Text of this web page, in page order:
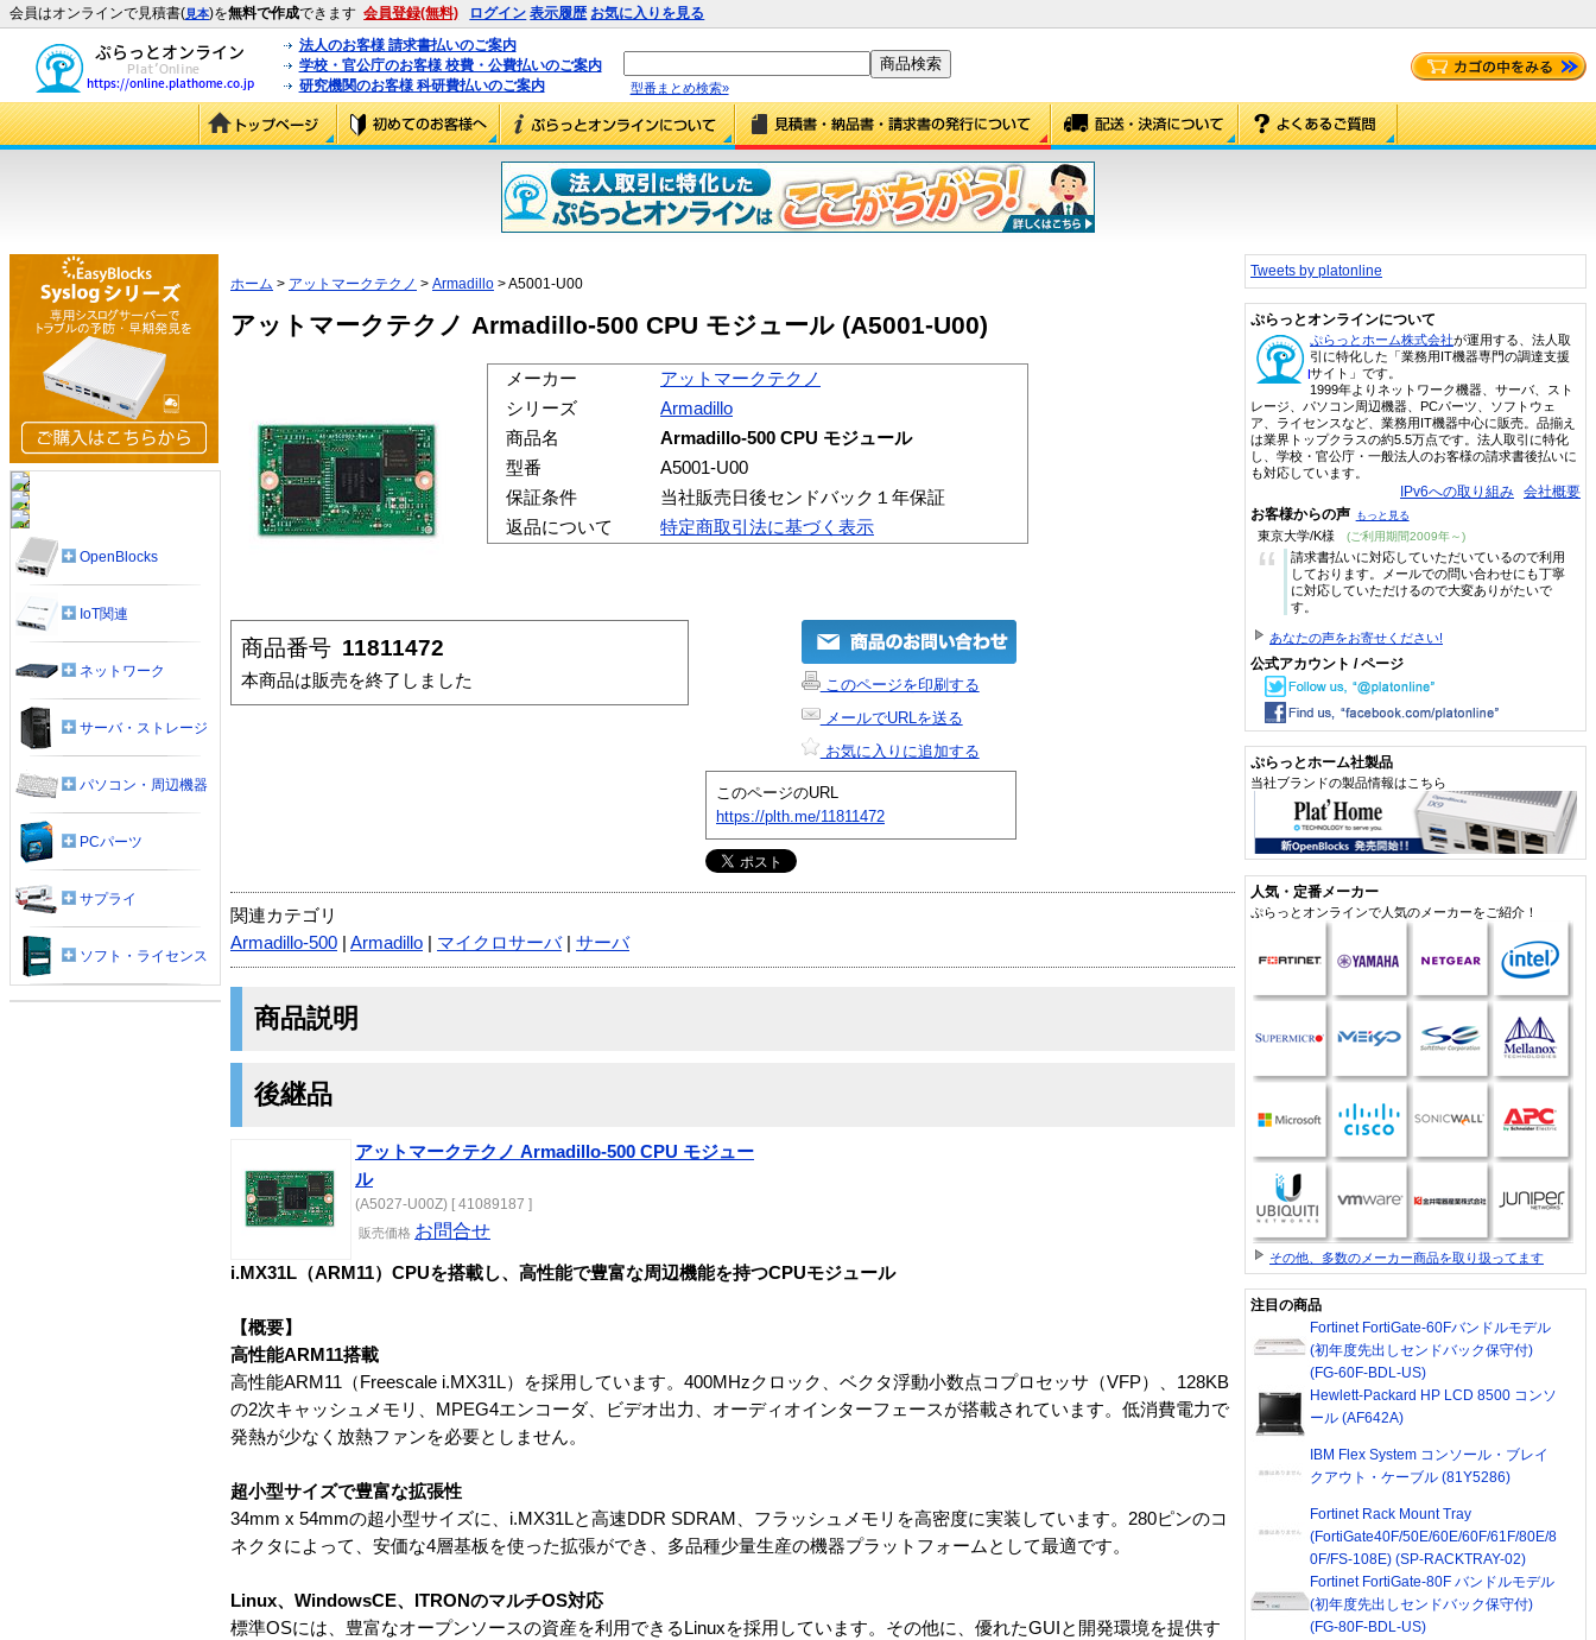
会員はオンラインで見積書(見本)を無料で作成できます 会員登録(無料) ログイン 表示履歴 お気に入りを見る
法人のお客様 請求書払いのご案内
学校・官公庁のお客様 校費・公費払いのご案内
研究機関のお客様 科研費払いのご案内
型番まとめ検索»
ホーム > アットマークテクノ > Armadillo > A5001-U00
アットマークテクノ Armadillo-500 CPU モジュール (A5001-U00)
メーカー
アットマークテクノ
シリーズ
Armadillo
商品名
Armadillo-500 CPU モジュール
型番
A5001-U00
保証条件
当社販売日後センドバック１年保証
返品について
特定商取引法に基づく表示
商品番号 11811472
本商品は販売を終了しました
このページを印刷する
メールでURLを送る
お気に入りに追加する
このページのURL
https://plth.me/11811472
関連カテゴリ
Armadillo-500
Armadillo マイクロサーバ| サーバ
商品説明
後継品
アットマークテクノ Armadillo-500 CPU モジュー
ル
(A5027-U00Z) [ 41089187 ]
販売価格 お問合せ
i.MX31L（ARM11）CPUを搭載し、高性能で豊富な周辺機能を持つCPUモジュール
【概要】
高性能ARM11搭載
高性能ARM11（Freescale i.MX31L）を採用しています。400MHzクロック、ベクタ浮動小数点コプロセッサ（VFP）、128KB
の2次キャッシュメモリ、MPEG4エンコーダ、ビデオ出力、オーディオインターフェースが搭載されています。低消費電力で
発熱が少なく放熱ファンを必要としません。
超小型サイズで豊富な拡張性
34mm x 54mmの超小型サイズに、i.MX31Lと高速DDR SDRAM、フラッシュメモリを高密度に実装しています。280ピンのコ
ネクタによって、安価な4層基板を使った拡張ができ、多品種少量生産の機器プラットフォームとして最適です。
Linux、WindowsCE、ITRONのマルチOS対応
標準OSには、豊富なオープンソースの資産を利用できるLinuxを採用しています。その他に、優れたGUIと開発環境を提供す
OpenBlocks
IoT関連
ネットワーク
サーバ・ストレージ
パソコン・周辺機器
PCパーツ
サプライ
ソフト・ライセンス
Tweets by platonline
ぷらっとオンラインについて
ぷらっとホーム株式会社が運用する、法人取
引に特化した「業務用IT機器専門の調達支援
サイト」です。
1999年よりネットワーク機器、サーバ、スト
レージ、パソコン周辺機器、PCパーツ、ソフトウェ
ア、ライセンスなど、業務用IT機器中心に販売。品揃え
は業界トップクラスの約5.5万点です。法人取引に特化
し、学校・官公庁・一般法人のお客様の請求書後払いに
も対応しています。
IPv6への取り組み 会社概要
お客様からの声 もっと見る
東京大学/K様 (ご利用期間2009年～)
“
請求書払いに対応していただいているので利用
しております。メールでの問い合わせにも丁寧
に対応していただけるので大変ありがたいで
す。
あなたの声をお寄せください!
公式アカウント / ページ
ぷらっとホーム社製品
当社ブランドの製品情報はこちら
人気・定番メーカー
ぷらっとオンラインで人気のメーカーをご紹介！
その他、多数のメーカー商品を取り扱ってます
注目の商品
Fortinet FortiGate-60Fバンドルモデル
(初年度先出しセンドバック保守付)
(FG-60F-BDL-US)
Hewlett-Packard HP LCD 8500 コンソ
ール (AF642A)
IBM Flex System コンソール・ブレイ
クアウト・ケーブル (81Y5286)
Fortinet Rack Mount Tray
(FortiGate40F/50E/60E/60F/61F/80E/8
0F/FS-108E) (SP-RACKTRAY-02)
Fortinet FortiGate-80F バンドルモデル
(初年度先出しセンドバック保守付)
(FG-80F-BDL-US)